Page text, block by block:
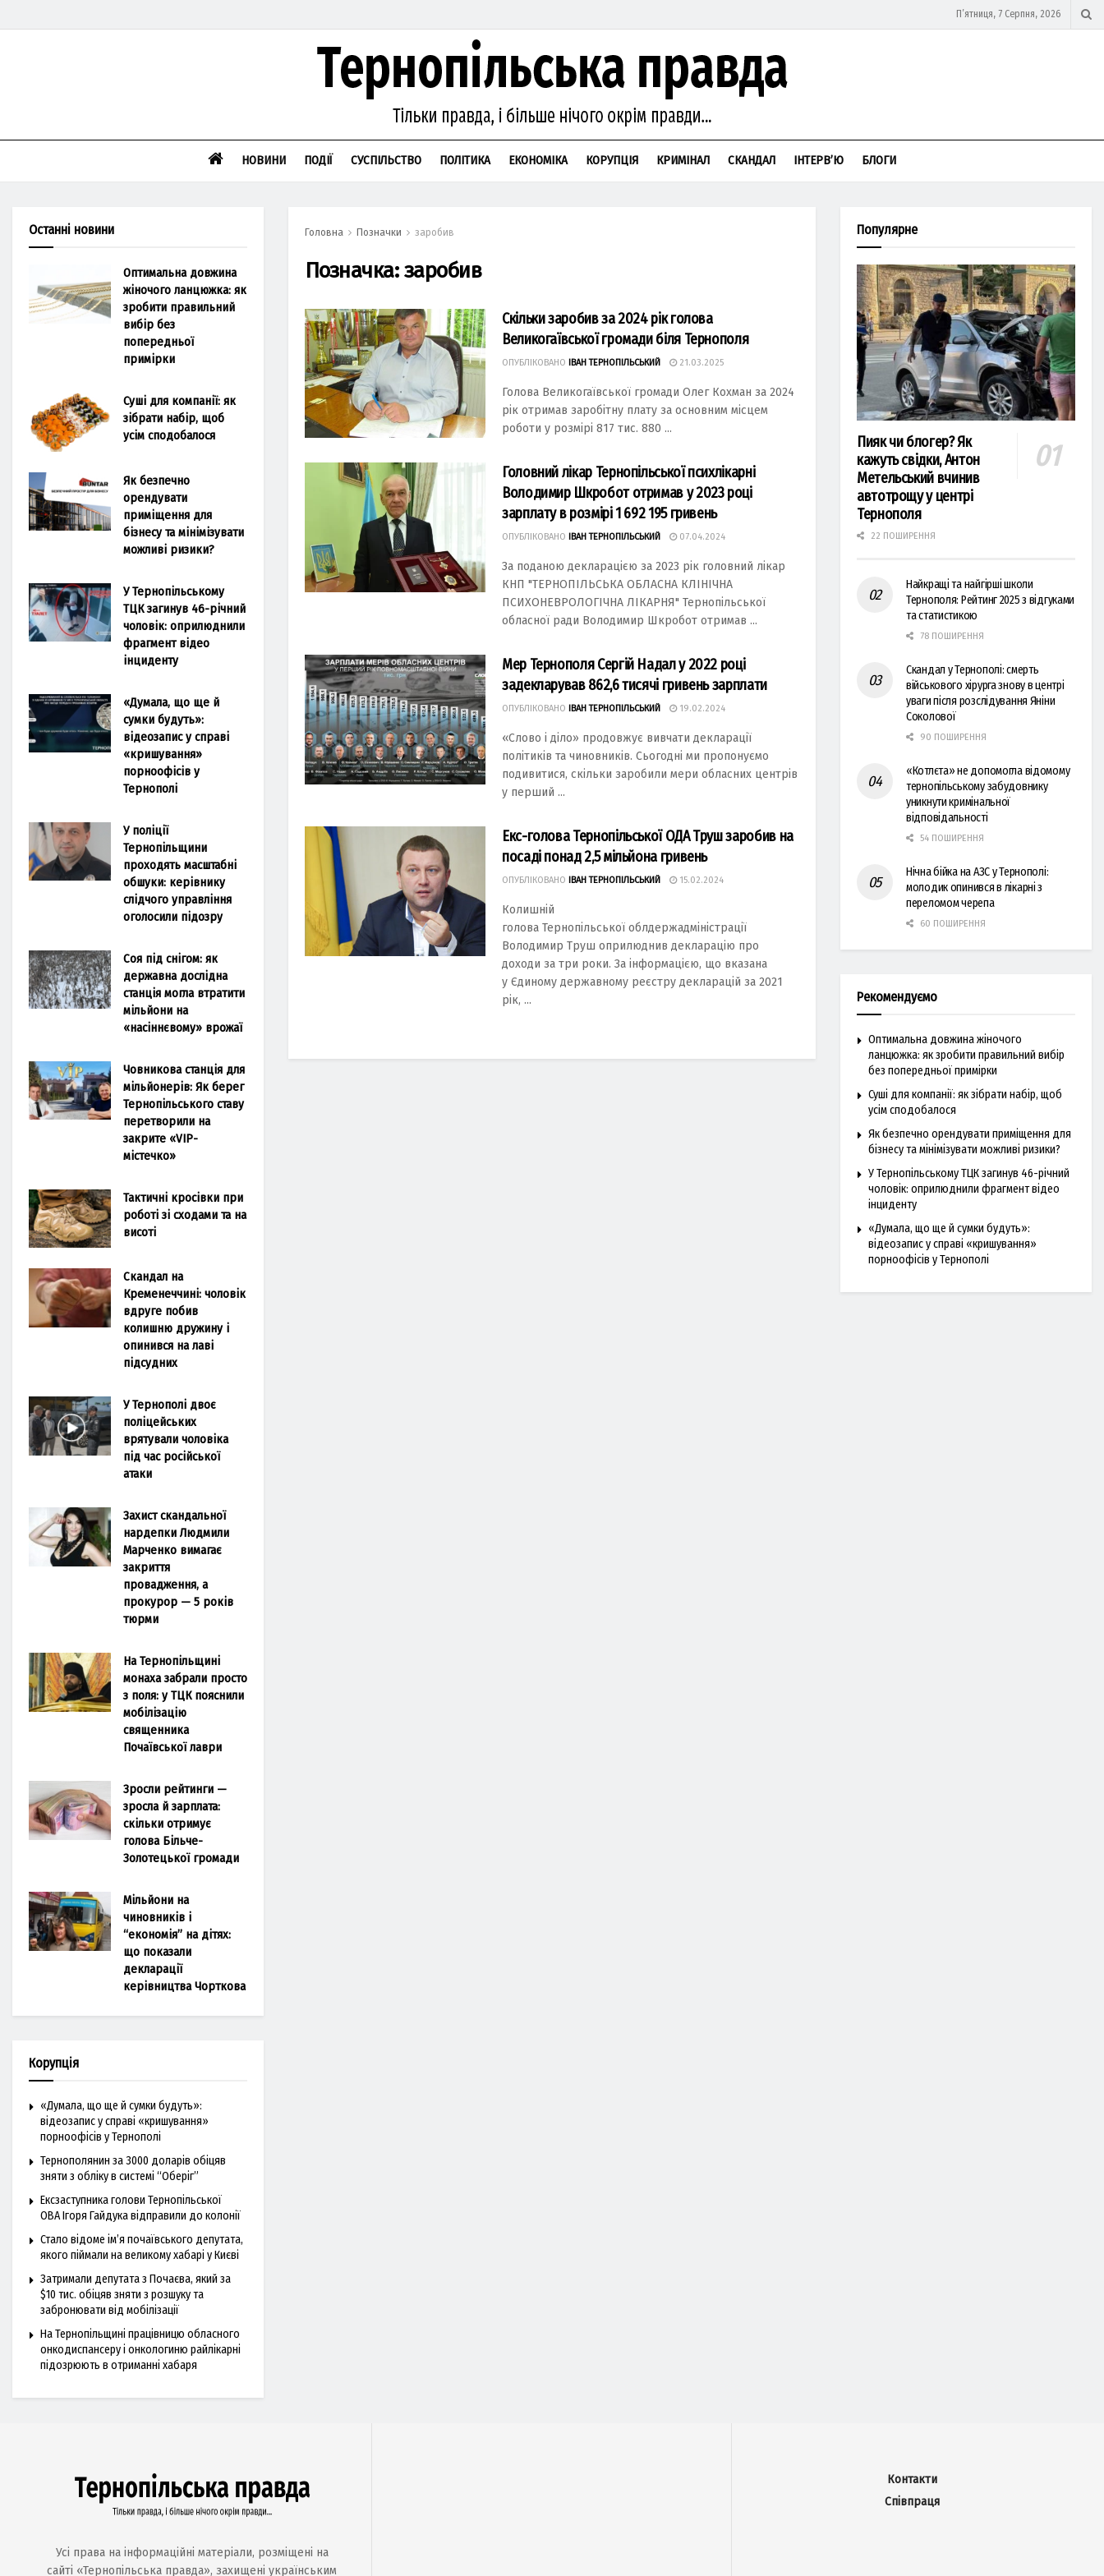
П’ятниця, 7 Серпня, 2026
НОВИНИ ПОДІЇ СУСПІЛЬСТВО ПОЛІТИКА ЕКОНОМІКА КОРУПЦІЯ КРИМІНАЛ СКАНДАЛ ІНТЕРВ’Ю БЛОГИ
Головна Позначки заробив
Позначка:заробив
Скільки заробив за 2024 рік голова
Великогаївської громади біля Тернополя
ОПУБЛІКОВАНО ІВАН ТЕРНОПІЛЬСЬКИЙ 21.03.2025
Голова Великогаївської громади Олег Кохман за 2024
рік отримав заробітну плату за основним місцем
роботи у розмірі 817 тис. 880 ...
Головний лікар Тернопільської психлікарні
Володимир Шкробот отримав у 2023 році
зарплату в розмірі 1 692 195 гривень
ОПУБЛІКОВАНО ІВАН ТЕРНОПІЛЬСЬКИЙ 07.04.2024
За поданою декларацією за 2023 рік головний лікар
КНП "ТЕРНОПІЛЬСЬКА ОБЛАСНА КЛІНІЧНА
ПСИХОНЕВРОЛОГІЧНА ЛІКАРНЯ" Тернопільської
обласної ради Володимир Шкробот отримав ...
Мер Тернополя Сергій Надал у 2022 році
задекларував 862,6 тисячі гривень зарплати
ОПУБЛІКОВАНО ІВАН ТЕРНОПІЛЬСЬКИЙ 19.02.2024
«Слово і діло» продовжує вивчати декларації
політиків та чиновників. Сьогодні ми пропонуємо
подивитися, скільки заробили мери обласних центрів
у перший ...
Екс-голова Тернопільської ОДА Труш заробив на
посаді понад 2,5 мільйона гривень
ОПУБЛІКОВАНО ІВАН ТЕРНОПІЛЬСЬКИЙ 15.02.2024
Колишній
голова Тернопільської облдержадміністрації
Володимир Труш оприлюднив декларацію про
доходи за три роки. За інформацією, що вказана
у Єдиному державному реєстру декларацій за 2021
рік, ...
Останні новини
Оптимальна довжина
жіночого ланцюжка: як
зробити правильний
вибір без
попередньої
примірки
Суші для компанії: як
зібрати набір, щоб
усім сподобалося
Як безпечно
орендувати
приміщення для
бізнесу та мінімізувати
можливі ризики?
У Тернопільському
ТЦК загинув 46-річний
чоловік: оприлюднили
фрагмент відео
інциденту
«Думала, що ще й
сумки будуть»:
відеозапис у справі
«кришування»
порноофісів у
Тернополі
У поліції
Тернопільщини
проходять масштабні
обшуки: керівнику
слідчого управління
оголосили підозру
Соя під снігом: як
державна дослідна
станція могла втратити
мільйони на
«насіннєвому» врожаї
Човникова станція для
мільйонерів: Як берег
Тернопільського ставу
перетворили на
закрите «VIP-
містечко»
Тактичні кросівки при
роботі зі сходами та на
висоті
Скандал на
Кременеччині: чоловік
вдруге побив
колишню дружину і
опинився на лаві
підсудних
У Тернополі двоє
поліцейських
врятували чоловіка
під час російської
атаки
Захист скандальної
нардепки Людмили
Марченко вимагає
закриття
провадження, а
прокурор — 5 років
тюрми
На Тернопільщині
монаха забрали просто
з поля: у ТЦК пояснили
мобілізацію
священника
Почаївської лаври
Зросли рейтинги —
зросла й зарплата:
скільки отримує
голова Більче-
Золотецької громади
Мільйони на
чиновників і
“економія” на дітях:
що показали
декларації
керівництва Чорткова
Корупція
«Думала, що ще й сумки будуть»:
відеозапис у справі «кришування»
порноофісів у Тернополі
Тернополянин за 3000 доларів обіцяв
зняти з обліку в системі “Оберіг”
Ексзаступника голови Тернопільської
ОВА Ігоря Гайдука відправили до колонії
Стало відоме ім’я почаївського депутата,
якого піймали на великому хабарі у Києві
Затримали депутата з Почаєва, який за
$10 тис. обіцяв зняти з розшуку та
забронювати від мобілізації
На Тернопільщині працівницю обласного
онкодиспансеру і онкологиню райлікарні
підозрюють в отриманні хабаря
Популярне
Пияк чи блогер? Як
кажуть свідки, Антон
Метельський вчинив
автотрощу у центрі
Тернополя
22 ПОШИРЕННЯ
Найкращі та найгірші школи
Тернополя: Рейтинг 2025 з відгуками
та статистикою
78 ПОШИРЕННЯ
Скандал у Тернополі: смерть
військового хірурга знову в центрі
уваги після розслідування Яніни
Соколової
90 ПОШИРЕННЯ
«Котлєта» не допомогла відомому
тернопільському забудовнику
уникнути кримінальної
відповідальності
54 ПОШИРЕННЯ
Нічна бійка на АЗС у Тернополі:
молодик опинився в лікарні з
переломом черепа
60 ПОШИРЕННЯ
Рекомендуємо
Оптимальна довжина жіночого
ланцюжка: як зробити правильний вибір
без попередньої примірки
Суші для компанії: як зібрати набір, щоб
усім сподобалося
Як безпечно орендувати приміщення для
бізнесу та мінімізувати можливі ризики?
У Тернопільському ТЦК загинув 46-річний
чоловік: оприлюднили фрагмент відео
інциденту
«Думала, що ще й сумки будуть»:
відеозапис у справі «кришування»
порноофісів у Тернополі
Усі права на інформаційні матеріали, розміщені на
сайті «Тернопільська правда», захищені українським
Контакти
Співпраця